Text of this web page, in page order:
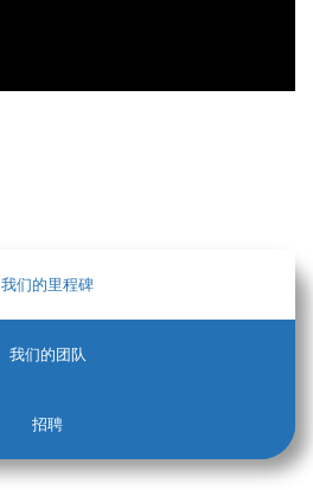
我们的里程碑
我们的团队
招聘